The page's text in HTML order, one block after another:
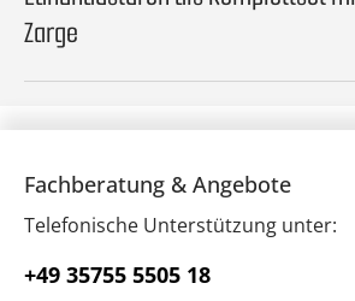
Zarge
Fachberatung & Angebote
Telefonische Unterstützung unter:
+49 35755 5505 18